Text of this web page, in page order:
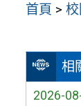
首頁 >
相
2026-